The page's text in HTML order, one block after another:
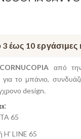
έως 10 εργάσιμες
από
το μπάνιο,
design.
65
H’ LINE 65